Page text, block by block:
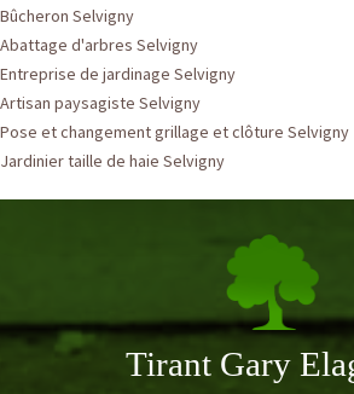
Bûcheron Selvigny
Abattage d'arbres Selvigny
Entreprise de jardinage Selvigny
Artisan paysagiste Selvigny
Pose et changement grillage et clôture Selvigny
Jardinier taille de haie Selvigny
Tirant Gary